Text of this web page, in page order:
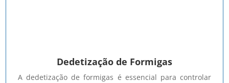
Dedetização de Formigas
A dedetização de formigas é essencial para controlar